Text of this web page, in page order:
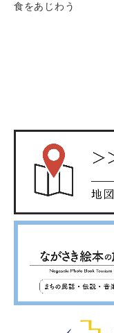
食をあじわう